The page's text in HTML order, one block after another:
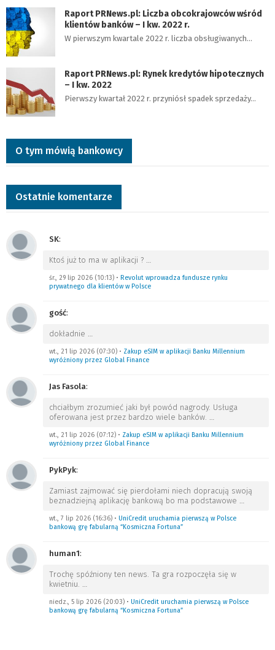
Raport PRNews.pl: Liczba obcokrajowców wśród
klientów banków – I kw. 2022 r.
W pierwszym kwartale 2022 r. liczba obsługiwanych…
Raport PRNews.pl: Rynek kredytów hipotecznych
– I kw. 2022
Pierwszy kwartał 2022 r. przyniósł spadek sprzedaży…
O tym mówią bankowcy
Ostatnie komentarze
SK:
Ktoś już to ma w aplikacji ? …
śr., 29 lip 2026 (10:13) • Revolut wprowadza fundusze rynku
prywatnego dla klientów w Polsce
gość:
dokładnie …
wt., 21 lip 2026 (07:30) • Zakup eSIM w aplikacji Banku Millennium
wyróżniony przez Global Finance
Jas Fasola:
chciałbym zrozumieć jaki był powód nagrody. Usługa
oferowana jest przez bardzo wiele banków. …
wt., 21 lip 2026 (07:12) • Zakup eSIM w aplikacji Banku Millennium
wyróżniony przez Global Finance
PykPyk:
Zamiast zajmować się pierdołami niech dopracują swoją
beznadziejną aplikację bankową bo ma podstawowe …
wt., 7 lip 2026 (16:36) • UniCredit uruchamia pierwszą w Polsce
bankową grę fabularną “Kosmiczna Fortuna”
human1:
Trochę spóźniony ten news. Ta gra rozpoczęła się w
kwietniu. …
niedz., 5 lip 2026 (20:03) • UniCredit uruchamia pierwszą w Polsce
bankową grę fabularną “Kosmiczna Fortuna”